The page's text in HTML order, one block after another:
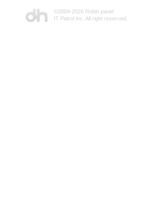
©2004-2026 Robin panel
IT Patrol inc. All right reserved.